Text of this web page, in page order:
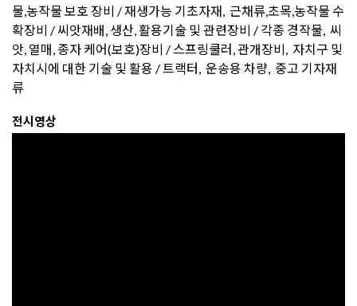
물,농작물 보호 장비 / 재생가능 기초자재, 근채류,초목,농작물 수
확장비 / 씨앗재배, 생산, 활용기술 및 관련장비 / 각종 경작물, 씨
앗, 열매, 종자 케어(보호)장비 / 스프링쿨러, 관개장비, 자치구 및
자치시에 대한 기술 및 활용 / 트랙터, 운송용 차량, 중고 기자재
류
전시영상